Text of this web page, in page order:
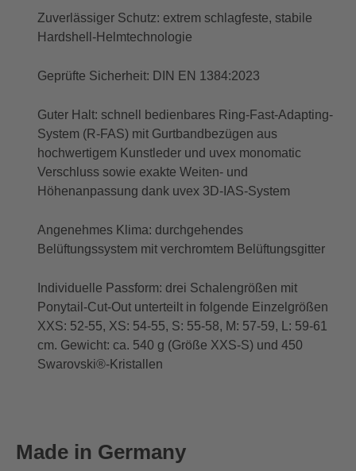
Zuverlässiger Schutz: extrem schlagfeste, stabile
Hardshell-Helmtechnologie
Geprüfte Sicherheit: DIN EN 1384:2023
Guter Halt: schnell bedienbares Ring-Fast-Adapting-
System (R-FAS) mit Gurtbandbezügen aus
hochwertigem Kunstleder und uvex monomatic
Verschluss sowie exakte Weiten- und
Höhenanpassung dank uvex 3D-IAS-System
Angenehmes Klima: durchgehendes
Belüftungssystem mit verchromtem Belüftungsgitter
Individuelle Passform: drei Schalengrößen mit
Ponytail-Cut-Out unterteilt in folgende Einzelgrößen
XXS: 52-55, XS: 54-55, S: 55-58, M: 57-59, L: 59-61
cm. Gewicht: ca. 540 g (Größe XXS-S) und 450
Swarovski®-Kristallen
Made in Germany